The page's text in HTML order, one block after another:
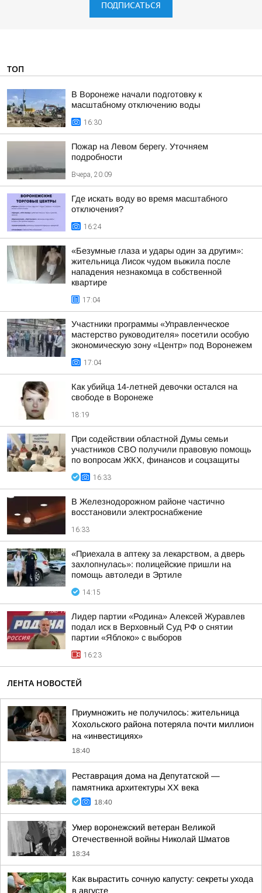
ПОДПИСАТЬСЯ
ТОП
В Воронеже начали подготовку к
масштабному отключению воды
16:30
Пожар на Левом берегу. Уточняем
подробности
Вчера, 20:09
Где искать воду во время масштабного
отключения?
16:24
«Безумные глаза и удары один за другим»:
жительница Лисок чудом выжила после
нападения незнакомца в собственной
квартире
17:04
Участники программы «Управленческое
мастерство руководителя» посетили особую
экономическую зону «Центр» под Воронежем
17:04
Как убийца 14-летней девочки остался на
свободе в Воронеже
18:19
При содействии областной Думы семьи
участников СВО получили правовую помощь
по вопросам ЖКХ, финансов и соцзащиты
16:33
В Железнодорожном районе частично
восстановили электроснабжение
16:33
«Приехала в аптеку за лекарством, а дверь
захлопнулась»: полицейские пришли на
помощь автоледи в Эртиле
14:15
Лидер партии «Родина» Алексей Журавлев
подал иск в Верховный Суд РФ о снятии
партии «Яблоко» с выборов
16:23
ЛЕНТА НОВОСТЕЙ
Приумножить не получилось: жительница
Хохольского района потеряла почти миллион
на «инвестициях»
18:40
Реставрация дома на Депутатской —
памятника архитектуры ХХ века
18:40
Умер воронежский ветеран Великой
Отечественной войны Николай Шматов
18:34
Как вырастить сочную капусту: секреты ухода
в августе